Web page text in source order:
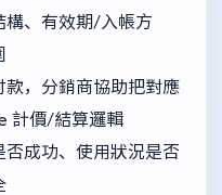
構、有效期/入帳方
款，分銷商協助把對應
計價/結算邏輯
成功、使用狀況是否